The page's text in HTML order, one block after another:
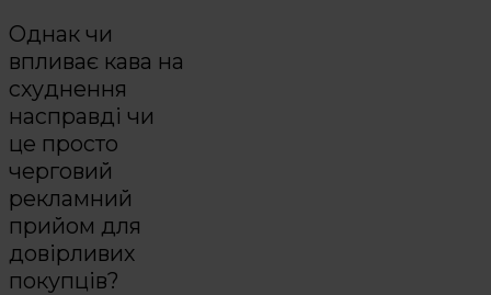
Однак чи
впливає кава на
схуднення
насправді чи
це просто
черговий
рекламний
прийом для
довірливих
покупців?